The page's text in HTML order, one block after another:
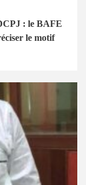
: le BAFE
le motif